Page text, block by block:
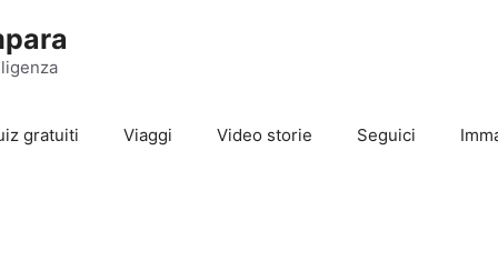
gratuiti Viaggi Video storie Seguici